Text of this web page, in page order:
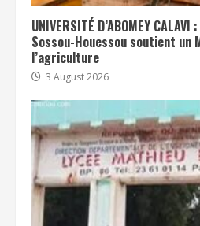
UNIVERSITÉ D’ABOMEY
Sossou-Houessou soutient
l’agriculture
3 August 2026